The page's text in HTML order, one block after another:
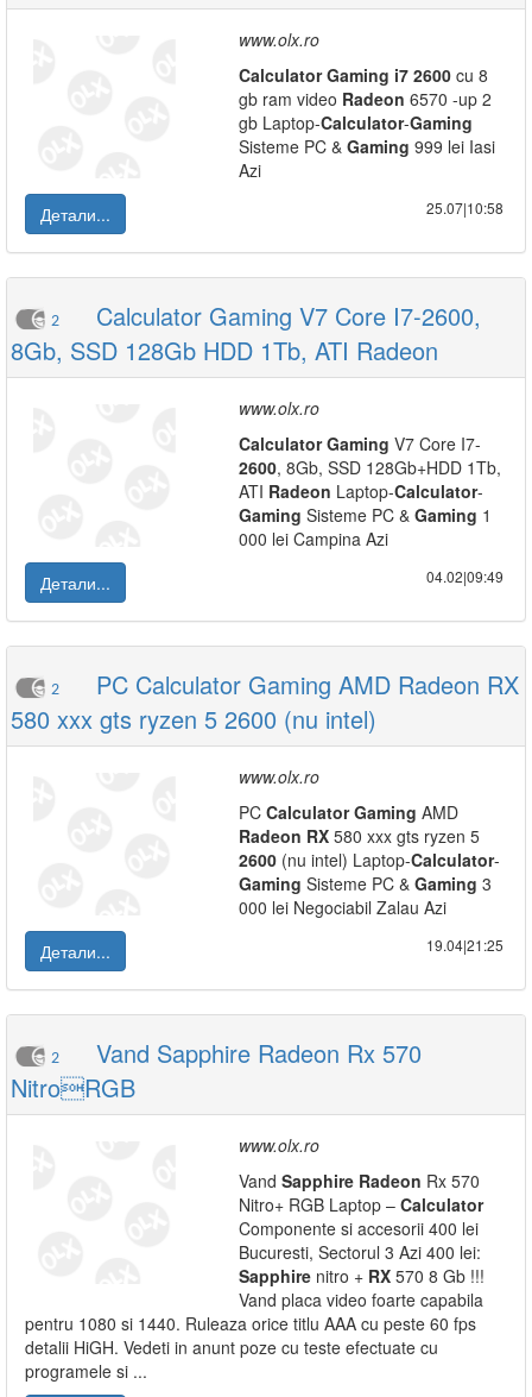
www.olx.ro
Calculator Gaming i7 2600 cu 8
gb ram video Radeon 6570 -up 2
gb Laptop-Calculator-Gaming
Sisteme PC & Gaming 999 lei Iasi
Azi
Детали...
25.07|10:58
2
Calculator Gaming V7 Core I7-2600,
8Gb, SSD 128Gb HDD 1Tb, ATI Radeon
www.olx.ro
Calculator Gaming V7 Core I7-
2600, 8Gb, SSD 128Gb+HDD 1Tb,
ATI Radeon Laptop-Calculator-
Gaming Sisteme PC & Gaming 1
000 lei Campina Azi
Детали...
04.02|09:49
2
PC Calculator Gaming AMD Radeon RX
580 xxx gts ryzen 5 2600 (nu intel)
www.olx.ro
PC Calculator Gaming AMD
Radeon RX 580 xxx gts ryzen 5
2600 (nu intel) Laptop-Calculator-
Gaming Sisteme PC & Gaming 3
000 lei Negociabil Zalau Azi
Детали...
19.04|21:25
2
Vand Sapphire Radeon Rx 570
NitroRGB
www.olx.ro
Vand Sapphire Radeon Rx 570
Nitro+ RGB Laptop – Calculator
Componente si accesorii 400 lei
Bucuresti, Sectorul 3 Azi 400 lei:
Sapphire nitro + RX 570 8 Gb !!!
Vand placa video foarte capabila
pentru 1080 si 1440. Ruleaza orice titlu AAA cu peste 60 fps
detalii HiGH. Vedeti in anunt poze cu teste efectuate cu
programele si ...